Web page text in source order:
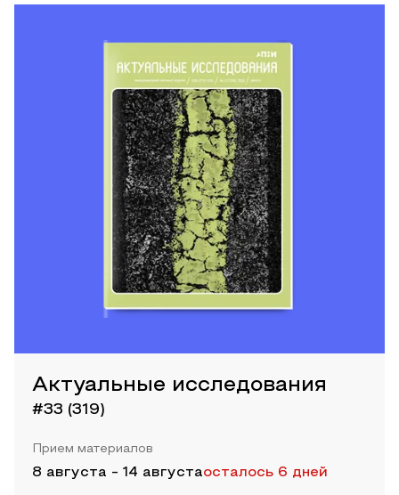
Актуальные исследования
#33 (319)
Прием материалов
8 августа - 14 августаосталось 6 дней